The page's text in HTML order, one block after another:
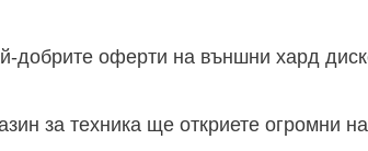
добрите оферти на външни хард
за техника ще откриете огромни